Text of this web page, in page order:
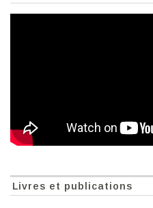
Livres et publications